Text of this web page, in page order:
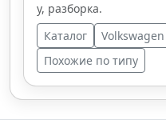
у, разборка.
Каталог
Volkswagen
Похожие по типу